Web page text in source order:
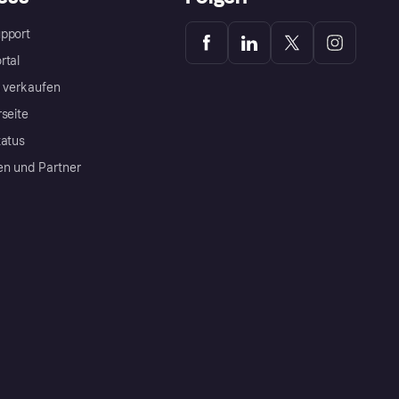
verkaufen
und Partner